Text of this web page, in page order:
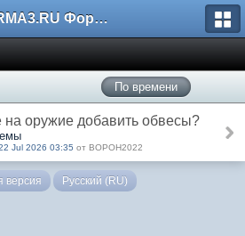
ARMA3.RU Форум
По времени
на оружие добавить обвесы?
Jul 2026 03:35 от BOPOH2022
версия Русский (RU)